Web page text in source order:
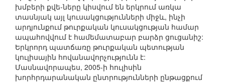
խմբերի քվե-ները կիսվում են երկրում առկա
տասնյակ այլ կուսակցությունների միջև, ինչի
արդյունքում թուրքական կուսակցության համար
ապահովվում է համեմատաբար բարձր ցուցանիշ:
Երկրորդ պատճառը թուրքական պետության
կուլիսային հովանավորչությունն է:
Մասնավորապես, 2005-ի հուլիսին
խորհրդարանական ընտրությունների ընթացքում